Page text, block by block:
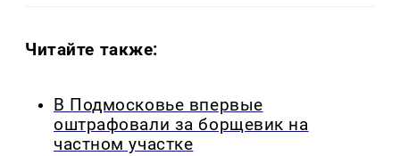
Читайте также:
В Подмосковье впервые
оштрафовали за борщевик на
частном участке